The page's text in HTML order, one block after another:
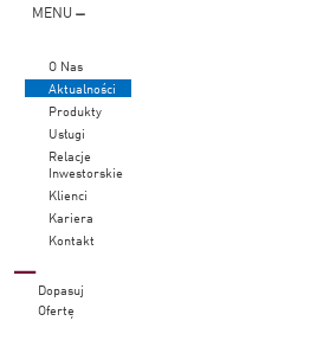
MENU
O Nas
Aktualności
Produkty
Usługi
Relacje
Inwestorskie
Klienci
Kariera
Kontakt
Dopasuj
Ofertę